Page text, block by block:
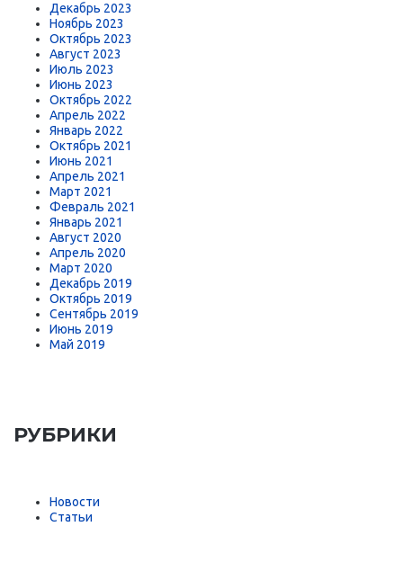
Декабрь 2023
Ноябрь 2023
Октябрь 2023
Август 2023
Июль 2023
Июнь 2023
Октябрь 2022
Апрель 2022
Январь 2022
Октябрь 2021
Июнь 2021
Апрель 2021
Март 2021
Февраль 2021
Январь 2021
Август 2020
Апрель 2020
Март 2020
Декабрь 2019
Октябрь 2019
Сентябрь 2019
Июнь 2019
Май 2019
РУБРИКИ
Новости
Статьи